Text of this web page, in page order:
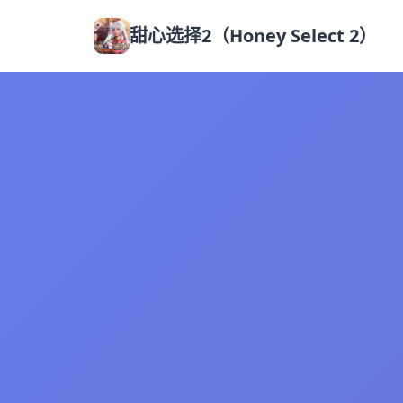
甜心选择2（Honey Select 2）